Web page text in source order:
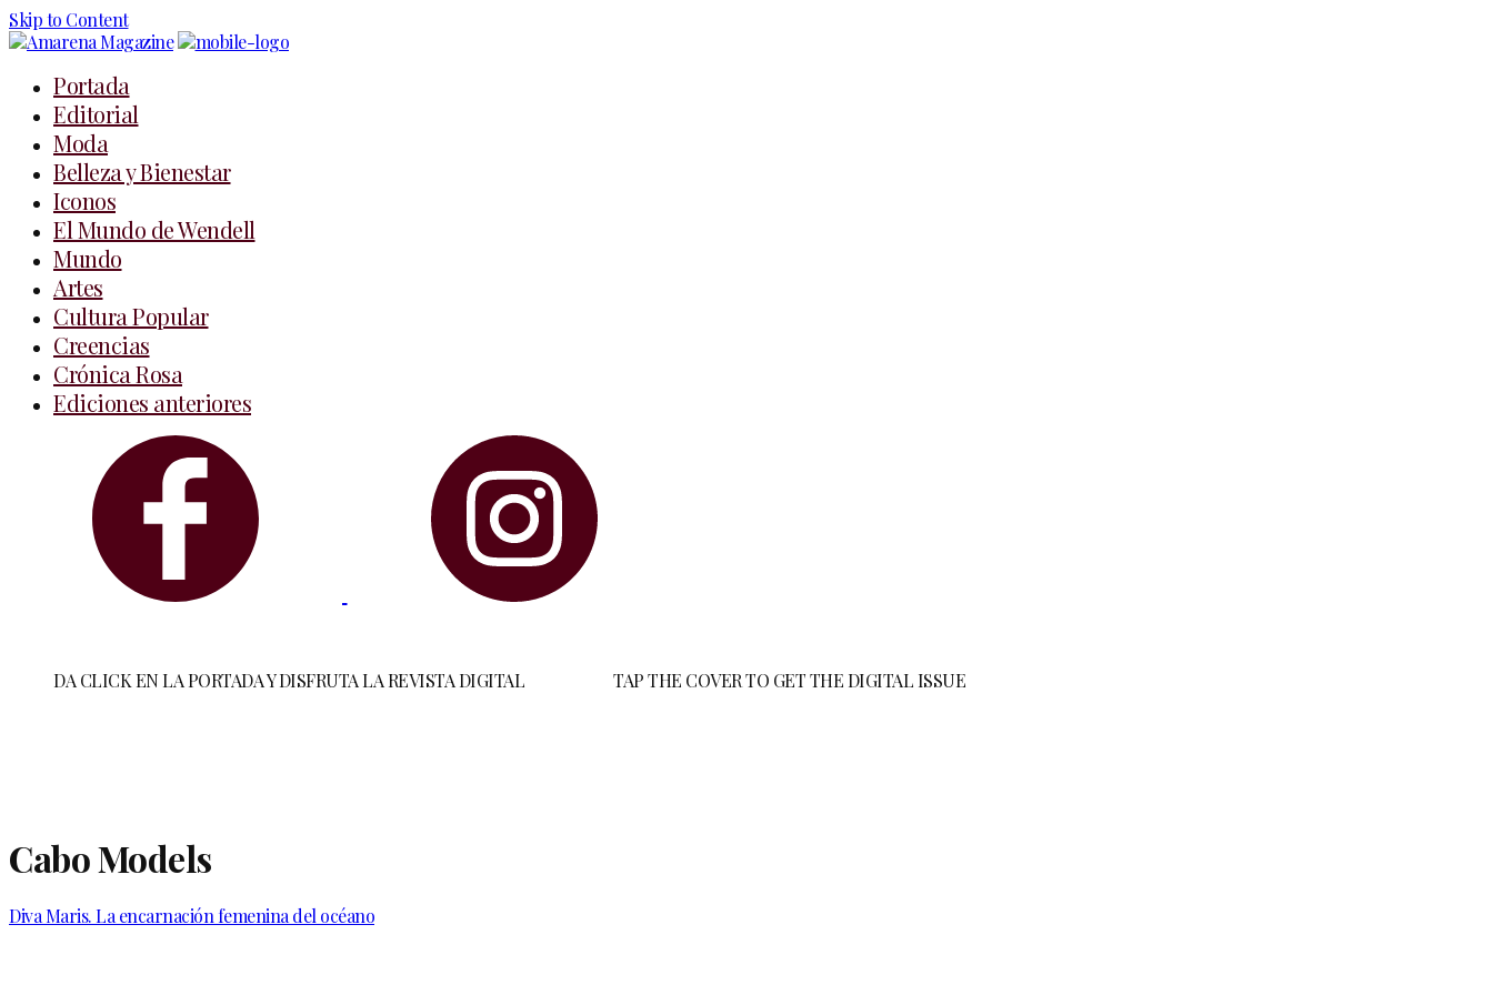
Skip to Content
Portada
Editorial
Moda
Belleza y Bienestar
Iconos
El Mundo de Wendell
Mundo
Artes
Cultura Popular
Creencias
Crónica Rosa
Ediciones anteriores
DA CLICK EN LA PORTADA Y DISFRUTA LA REVISTA DIGITAL TAP THE COVER TO GET THE DIGITAL ISSUE
Cabo Models
Diva Maris. La encarnación femenina del océano